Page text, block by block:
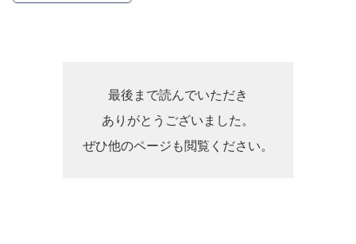
最後まで読んでいただき
ありがとうございました。
ぜひ他のページも閲覧ください。